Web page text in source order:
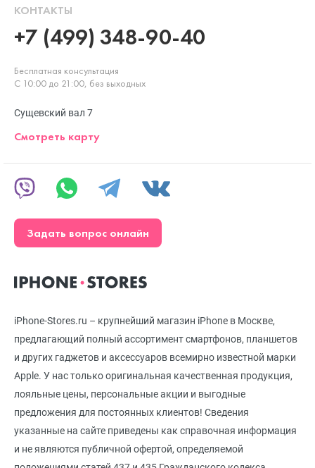
iPhone-Stores.ru – крупнейший магазин iPhone в Москве,
предлагающий полный ассортимент смартфонов, планшетов
и других гаджетов и аксессуаров всемирно известной марки
Apple. У нас только оригинальная качественная продукция,
лояльные цены, персональные акции и выгодные
предложения для постоянных клиентов! Сведения
указанные на сайте приведены как справочная информация
и не являются публичной офертой, определяемой
КОНТАКТЫ
+7 (499) 348-90-40
Бесплатная консультация
С 10:00 до 21:00, без выходных
Сущевский вал 7
Смотреть карту
Задать вопрос онлайн